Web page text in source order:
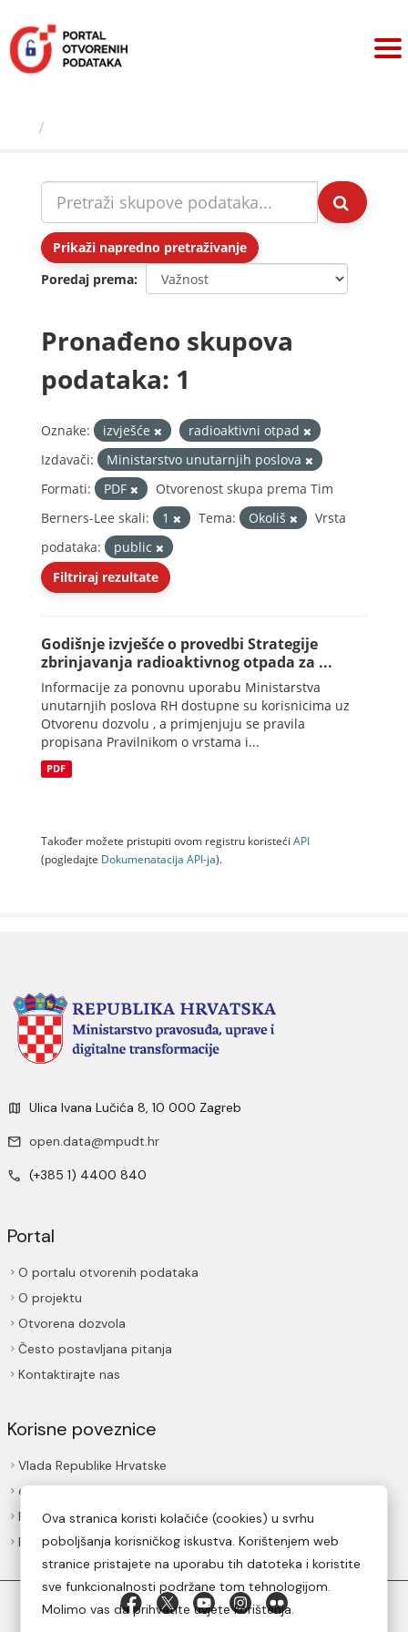
sadržaj
Prikaži napredno pretraživanje
Poredaj prema
Pronađeno skupova
podataka: 1
Oznake: izvješće
radioaktivni otpad
Izdavači:
Ministarstvo unutarnjih poslova
Formati:
PDF
Otvorenost skupa prema Tim
Berners-Lee skali:
1 Tema: Okoliš
Vrsta
podataka:
public
Filtriraj rezultate
Godišnje izvješće o provedbi Strategije
zbrinjavanja radioaktivnog otpada za ...
Informacije za ponovnu uporabu Ministarstva
unutarnjih poslova RH dostupne su korisnicima uz
Otvorenu dozvolu , a primjenjuju se pravila
propisana Pravilnikom o vrstama i...
PDF
Također možete pristupiti ovom registru koristeći API
(pogledajte Dokumenаtаcijа API-jа).